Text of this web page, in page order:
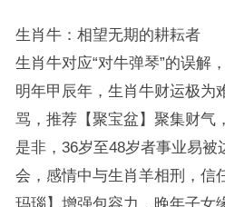
生肖牛：相望无期的耕耘者
生肖牛对应“对牛弹琴”的误解
明年甲辰年，生肖牛财运极为
骂，推荐【聚宝盆】聚集财气
是非，36岁至48岁者事业易被
会，感情中与生肖羊相刑，信
玛瑙】增强包容力，晚年子女